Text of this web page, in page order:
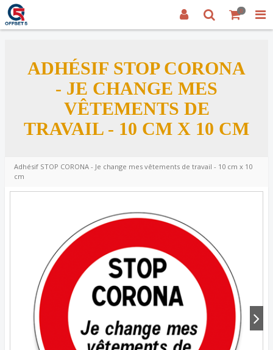
0
ADHÉSIF STOP CORONA
- JE CHANGE MES
VÊTEMENTS DE
TRAVAIL - 10 CM X 10 CM
Adhésif STOP CORONA - Je change mes vêtements de travail - 10 cm x 10
cm